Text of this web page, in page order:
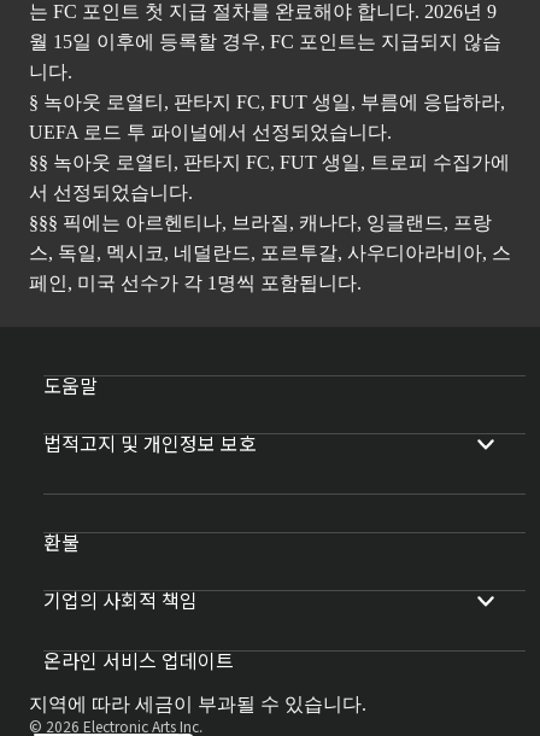
는 FC 포인트 첫 지급 절차를 완료해야 합니다. 2026년 9
월 15일 이후에 등록할 경우, FC 포인트는 지급되지 않습
니다.
§ 녹아웃 로열티, 판타지 FC, FUT 생일, 부름에 응답하라,
UEFA 로드 투 파이널에서 선정되었습니다.
§§ 녹아웃 로열티, 판타지 FC, FUT 생일, 트로피 수집가에
서 선정되었습니다.
§§§ 픽에는 아르헨티나, 브라질, 캐나다, 잉글랜드, 프랑
스, 독일, 멕시코, 네덜란드, 포르투갈, 사우디아라비아, 스
페인, 미국 선수가 각 1명씩 포함됩니다.
도움말
법적고지 및 개인정보 보호
환불
기업의 사회적 책임
온라인 서비스 업데이트
지역에 따라 세금이 부과될 수 있습니다.
© 2026 Electronic Arts Inc.